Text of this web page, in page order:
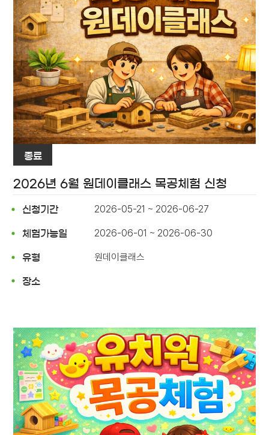
종료
2026년 6월 원데이클래스 목공체험 신청
신청기간 2026-05-21 ~ 2026-06-27
체험가능일 2026-06-01 ~ 2026-06-30
유형 원데이클래스
장소